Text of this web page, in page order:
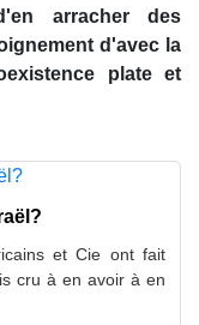
arracher des
d'avec la
plate et
et Cie ont fait
cru à en avoir à en